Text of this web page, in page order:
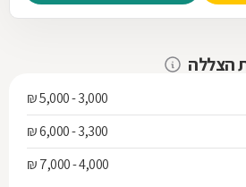
הצללה
3,000 - 5,000 ₪
3,300 - 6,000 ₪
4,000 - 7,000 ₪